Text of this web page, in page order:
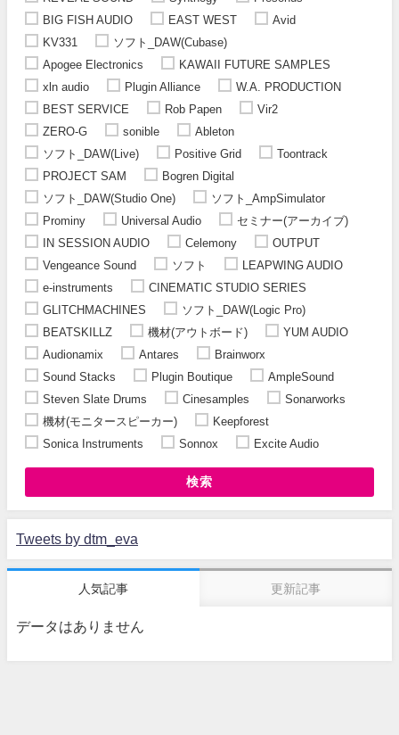
BIG FISH AUDIO
EAST WEST
Avid
KV331
ソフト_DAW(Cubase)
Apogee Electronics
KAWAII FUTURE SAMPLES
xln audio
Plugin Alliance
W.A. PRODUCTION
BEST SERVICE
Rob Papen
Vir2
ZERO-G
sonible
Ableton
ソフト_DAW(Live)
Positive Grid
Toontrack
PROJECT SAM
Bogren Digital
ソフト_DAW(Studio One)
ソフト_AmpSimulator
Prominy
Universal Audio
セミナー(アーカイブ)
IN SESSION AUDIO
Celemony
OUTPUT
Vengeance Sound
ソフト
LEAPWING AUDIO
e-instruments
CINEMATIC STUDIO SERIES
GLITCHMACHINES
ソフト_DAW(Logic Pro)
BEATSKILLZ
機材(アウトボード)
YUM AUDIO
Audionamix
Antares
Brainworx
Sound Stacks
Plugin Boutique
AmpleSound
Steven Slate Drums
Cinesamples
Sonarworks
機材(モニタースピーカー)
Keepforest
Sonica Instruments
Sonnox Excite Audio
検索
Tweets by dtm_eva
人気記事 更新記事
データはありません